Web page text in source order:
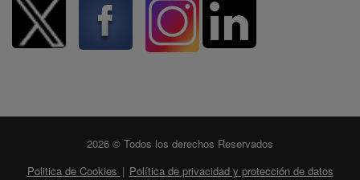
2026 © Todos los derechos Reservados
Politica de Cookies | Política de privacidad y protección de datos